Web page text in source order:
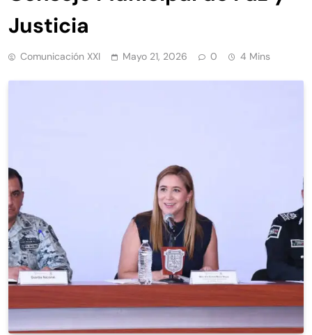
Justicia
Comunicación XXI Mayo 21, 2026 0 4 Mins